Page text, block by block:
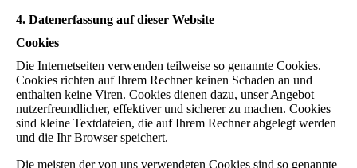
4. Datenerfassung auf dieser Website
Cookies
Die Internetseiten verwenden teilweise so genannte Cookies.
Cookies richten auf Ihrem Rechner keinen Schaden an und
enthalten keine Viren. Cookies dienen dazu, unser Angebot
nutzerfreundlicher, effektiver und sicherer zu machen. Cookies
sind kleine Textdateien, die auf Ihrem Rechner abgelegt werden
und die Ihr Browser speichert.
Die meisten der von uns verwendeten Cookies sind so genannte